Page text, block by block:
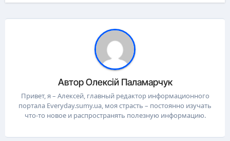
АвторОлексій Паламарчук
Привет, я – Алексей, главный редактор информационного
портала Everyday.sumy.ua, моя страсть – постоянно изучать
что-то новое и распространять полезную информацию.